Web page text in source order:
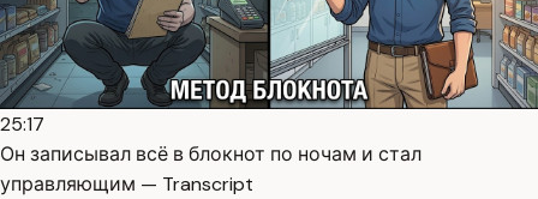
25:17
Он записывал всё в блокнот по ночам и стал
управляющим — Transcript